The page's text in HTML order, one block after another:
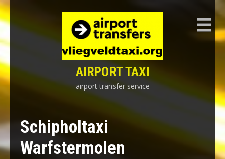
Skip
to
content
AIRPORT TAXI
airport transfer service
Schipholtaxi
Warfstermolen